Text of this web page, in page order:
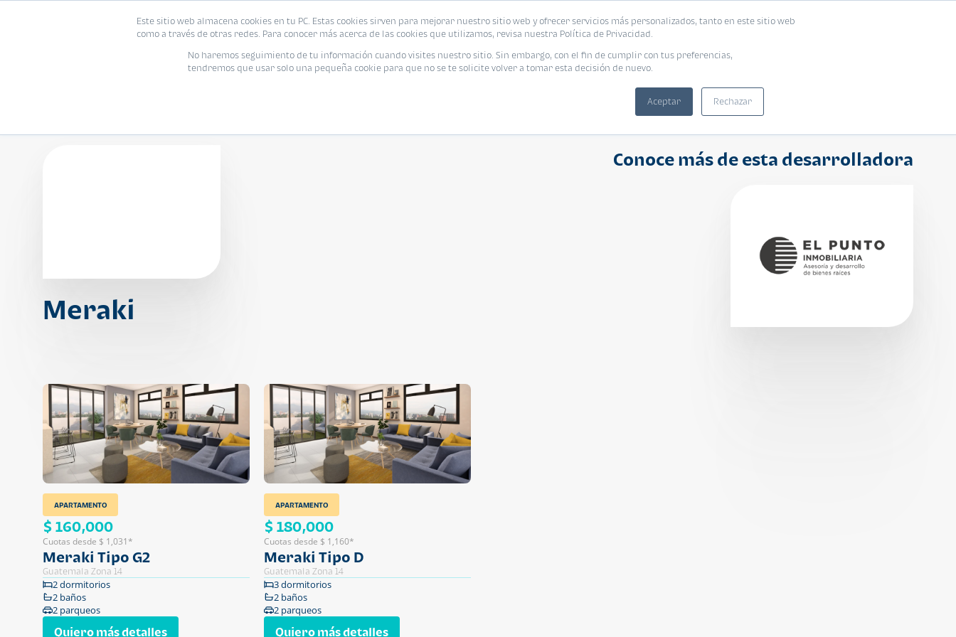
Este sitio web almacena cookies en tu PC. Estas cookies sirven para mejorar nuestro sitio web y ofrecer servicios más personalizados, tanto en este sitio web
como a través de otras redes. Para conocer más acerca de las cookies que utilizamos, revisa nuestra Política de Privacidad.
No haremos seguimiento de tu información cuando visites nuestro sitio. Sin embargo, con el fin de cumplir con tus preferencias,
tendremos que usar solo una pequeña cookie para que no se te solicite volver a tomar esta decisión de nuevo.
Aceptar Rechazar
Meraki
Conoce más de esta desarrolladora
APARTAMENTO
$ 160,000
Cuotas desde $ 1,031*
Meraki Tipo G2
Guatemala Zona 14
2 dormitorios
2 baños
2 parqueos
Quiero más detalles
APARTAMENTO
$ 180,000
Cuotas desde $ 1,160*
Meraki Tipo D
Guatemala Zona 14
3 dormitorios
2 baños
2 parqueos
Quiero más detalles
Viviendas Eventos Promociones Blog Encuentra tu vivienda ideal